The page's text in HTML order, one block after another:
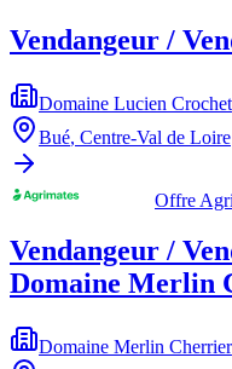
Vendangeur /
Domaine Lucien Crochet
Bué, Centre-Val de Loire
Offre
Vendangeur /
Domaine Merlin
Domaine Merlin Cherrier